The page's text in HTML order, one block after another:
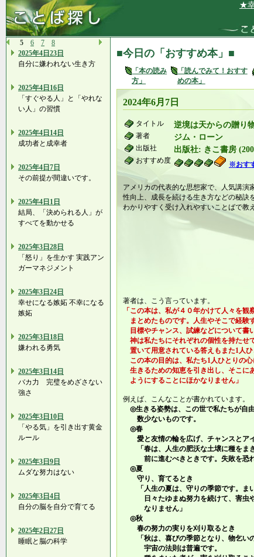
★幸せだ
5 6 7
8
2025年4日23日
自分に嫌われない生き方
2025年4日16日
「すぐやる人」と「やれな
い人」の習慣
2025年4日14日
成功者と成幸者
2025年4日7日
その前提が間違いです。
2025年4日1日
結局、「決められる人」が
すべてを動かせる
2025年3日28日
「怒り」を生かす 実践アン
ガーマネジメント
2025年3日24日
幸せになる嫉妬 不幸になる
嫉妬
2025年3日18日
嫌われる勇気
2025年3日14日
バカ力 完璧をめざさない
強さ
2025年3日10日
「やる気」を引き出す黄金
ルール
2025年3日9日
ムダな努力はない
2025年3日4日
自分の脳を自分で育てる
2025年2日27日
睡眠と脳の科学
■今日の「おすすめ本」■
「本の読み
方」
「読んでみて！おすす
めの本」
2024年6月7日
タイトル 逆境は天からの贈り
著者 ジム・ローン
出版社 出版社: きこ書房
おすすめ度 ※おす
アメリカの代表的な思想家で、人気講演
性向上、成長を続ける生き方などの秘訣
わかりやすく受け入れやすいことばで教
著者は、こう言っています。
「この本は、私が４０年かけて人々を
まとめたものです。人生やそこで経験
目標やチャンス、試練などについて書
神は私たちにそれぞれの個性を持たせ
置いて用意されている答えもまた1人ひ
この本の目的は、私たち1人ひとりの
生きるための知恵を引き出し、そこに
ようにすることにほかなりません」
例えば、こんなことが書かれています。
◎生きる姿勢は、この世で私たちが自
数少ないものです。
◎春
愛と友情の輪を広げ、チャンスとア
「春は、人生の肥沃な土壌に種をま
前に進むべきときです。失敗を恐れ
◎夏
守り、育てるとき
「人生の夏は、守りの季節です。まい
日々たゆまぬ努力を続けて、害虫や
なりません」
◎秋
春の努力の実りを刈り取るとき
「秋は、喜びの季節となり、物乞いの
宇宙の法則は普遍です。